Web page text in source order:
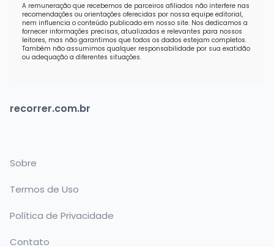
A remuneração que recebemos de parceiros afiliados não interfere nas
recomendações ou orientações oferecidas por nossa equipe editorial,
nem influencia o conteúdo publicado em nosso site. Nos dedicamos a
fornecer informações precisas, atualizadas e relevantes para nossos
leitores, mas não garantimos que todos os dados estejam completos.
Também não assumimos qualquer responsabilidade por sua exatidão
ou adequação a diferentes situações.
recorrer.com.br
Sobre
Termos de Uso
Política de Privacidade
Contato